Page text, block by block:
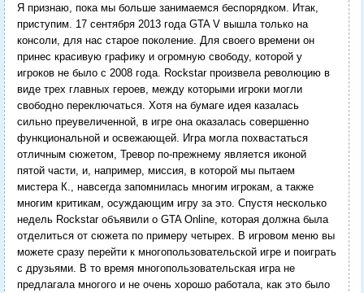
Я признаю, пока мы больше занимаемся беспорядком. Итак,
приступим. 17 сентября 2013 года GTA V вышла только на
консоли, для нас старое поколение. Для своего времени он
принес красивую графику и огромную свободу, которой у
игроков не было с 2008 года. Rockstar произвела революцию в
виде трех главных героев, между которыми игроки могли
свободно переключаться. Хотя на бумаге идея казалась
сильно преувеличенной, в игре она оказалась совершенно
функциональной и освежающей. Игра могла похвастаться
отличным сюжетом, Тревор по-прежнему является иконой
пятой части, и, например, миссия, в которой мы пытаем
мистера К., навсегда запомнилась многим игрокам, а также
многим критикам, осуждающим игру за это. Спустя несколько
недель Rockstar объявили о GTA Online, которая должна была
отделиться от сюжета по примеру четырех. В игровом меню вы
можете сразу перейти к многопользовательской игре и поиграть
с друзьями. В то время многопользовательская игра не
предлагала многого и не очень хорошо работала, как это было